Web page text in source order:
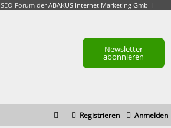
SEO Forumder ABAKUS Internet Marketing GmbH
Newsletter
abonnieren
Anmelden
Registrieren